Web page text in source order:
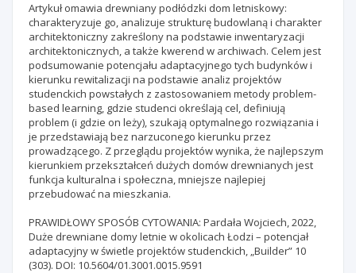
Artykuł omawia drewniany podłódzki dom letniskowy:
charakteryzuje go, analizuje strukturę budowlaną i charakter
architektoniczny zakreślony na podstawie inwentaryzacji
architektonicznych, a także kwerend w archiwach. Celem jest
podsumowanie potencjału adaptacyjnego tych budynków i
kierunku rewitalizacji na podstawie analiz projektów
studenckich powstałych z zastosowaniem metody problem-
based learning, gdzie studenci określają cel, definiują
problem (i gdzie on leży), szukają optymalnego rozwiązania i
je przedstawiają bez narzuconego kierunku przez
prowadzącego. Z przeglądu projektów wynika, że najlepszym
kierunkiem przekształceń dużych domów drewnianych jest
funkcja kulturalna i społeczna, mniejsze najlepiej
przebudować na mieszkania.
PRAWIDŁOWY SPOSÓB CYTOWANIA: Pardała Wojciech, 2022,
Duże drewniane domy letnie w okolicach Łodzi – potencjał
adaptacyjny w świetle projektów studenckich, „Builder” 10
(303). DOI: 10.5604/01.3001.0015.9591